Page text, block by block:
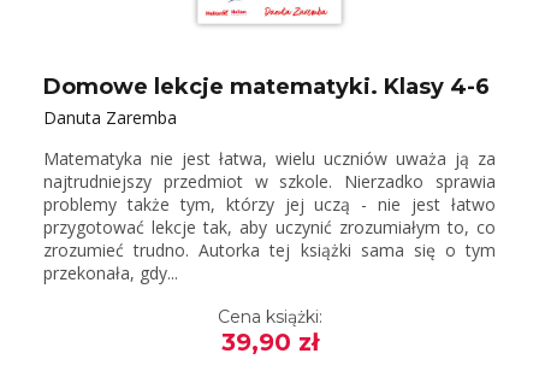
Domowe lekcje matematyki. Klasy 4-6
Danuta Zaremba
Matematyka nie jest łatwa, wielu uczniów uważa ją za
najtrudniejszy przedmiot w szkole. Nierzadko sprawia
problemy także tym, którzy jej uczą - nie jest łatwo
przygotować lekcje tak, aby uczynić zrozumiałym to, co
zrozumieć trudno. Autorka tej książki sama się o tym
przekonała, gdy...
Cena książki:
39,90 zł